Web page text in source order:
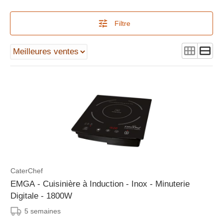
Filtre
CaterChef
EMGA - Cuisinière à Induction - Inox - Minuterie
Digitale - 1800W
5 semaines